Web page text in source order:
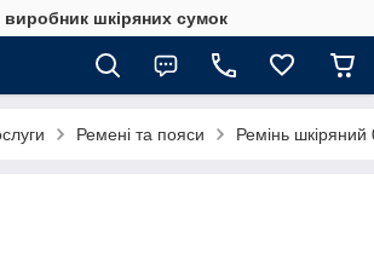
виробник шкіряних сумок
Ремені та пояси Ремінь